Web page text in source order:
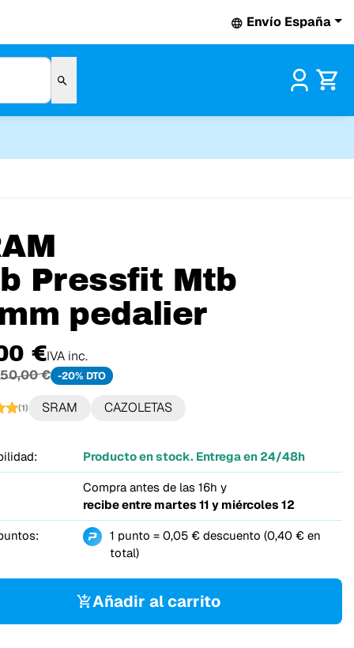
Envío España
Pressfit Mtb
pedalier
€IVA inc.
50,00 € -20% DTO
(1) SRAM CAZOLETAS
Producto en stock. Entrega en 24/48h
Compra antes de las 16h y
recibe entre martes 11 y miércoles 12
1 punto = 0,05 € descuento (0,40 € en
total)
Añadir al carrito